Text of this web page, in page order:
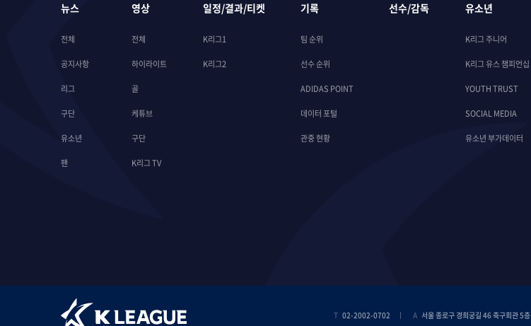
뉴스
전체
공지사항
리그
구단
유소년
팬
영상
전체
하이라이트
골
케튜브
구단
K리그 TV
일정/결과/티켓
K리그1
K리그2
기록
팀 순위
선수 순위
ADIDAS POINT
데이터 포털
관중 현황
선수/감독 유소년
K리그 주니어
K리그 유스 챔피언십
YOUTH TRUST
SOCIAL MEDIA
유소년 부가데이터
T 02-2002-0702 A 서울 종로구 경희궁길 46 축구회관 5층